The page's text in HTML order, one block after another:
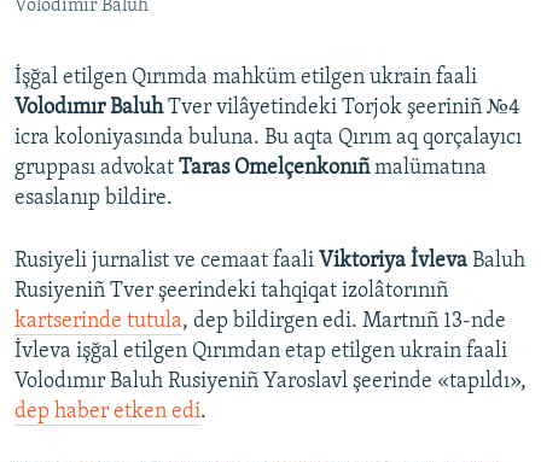
QOŞULIÑIZ!
RFE/RS bütün saytları
Volodımır Baluh
İşğal etilgen Qırımda mahküm etilgen ukrain faali
Volodımır BaluhTver vilâyetindeki Torjok şeeriniñ №4
icra koloniyasında buluna. Bu aqta Qırım aq qorçalayıcı
gruppası advokat Taras Omelçenkonıñmalümatına
esaslanıp bildire.
Rusiyeli jurnalist ve cemaat faali Viktoriya İvleva Baluh
Rusiyeniñ Tver şeerindeki tahqiqat izolâtorınıñ
kartserinde tutula, dep bildirgen edi. Martnıñ 13-nde
İvleva işğal etilgen Qırımdan etap etilgen ukrain faali
Volodımır Baluh Rusiyeniñ Yaroslavl şeerinde «tapıldı»,
dep haber etken edi.